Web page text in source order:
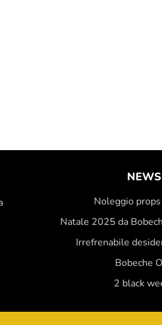
NEWS
Noleggio
Natale 2025 da
Irrefrenabile
Bobeche
2 black